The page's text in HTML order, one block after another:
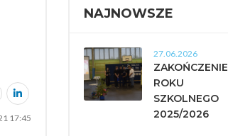
17:45
NAJNOWSZE
27.06.2026
ZAKOŃCZENIE
ROKU
SZKOLNEGO
2025/2026